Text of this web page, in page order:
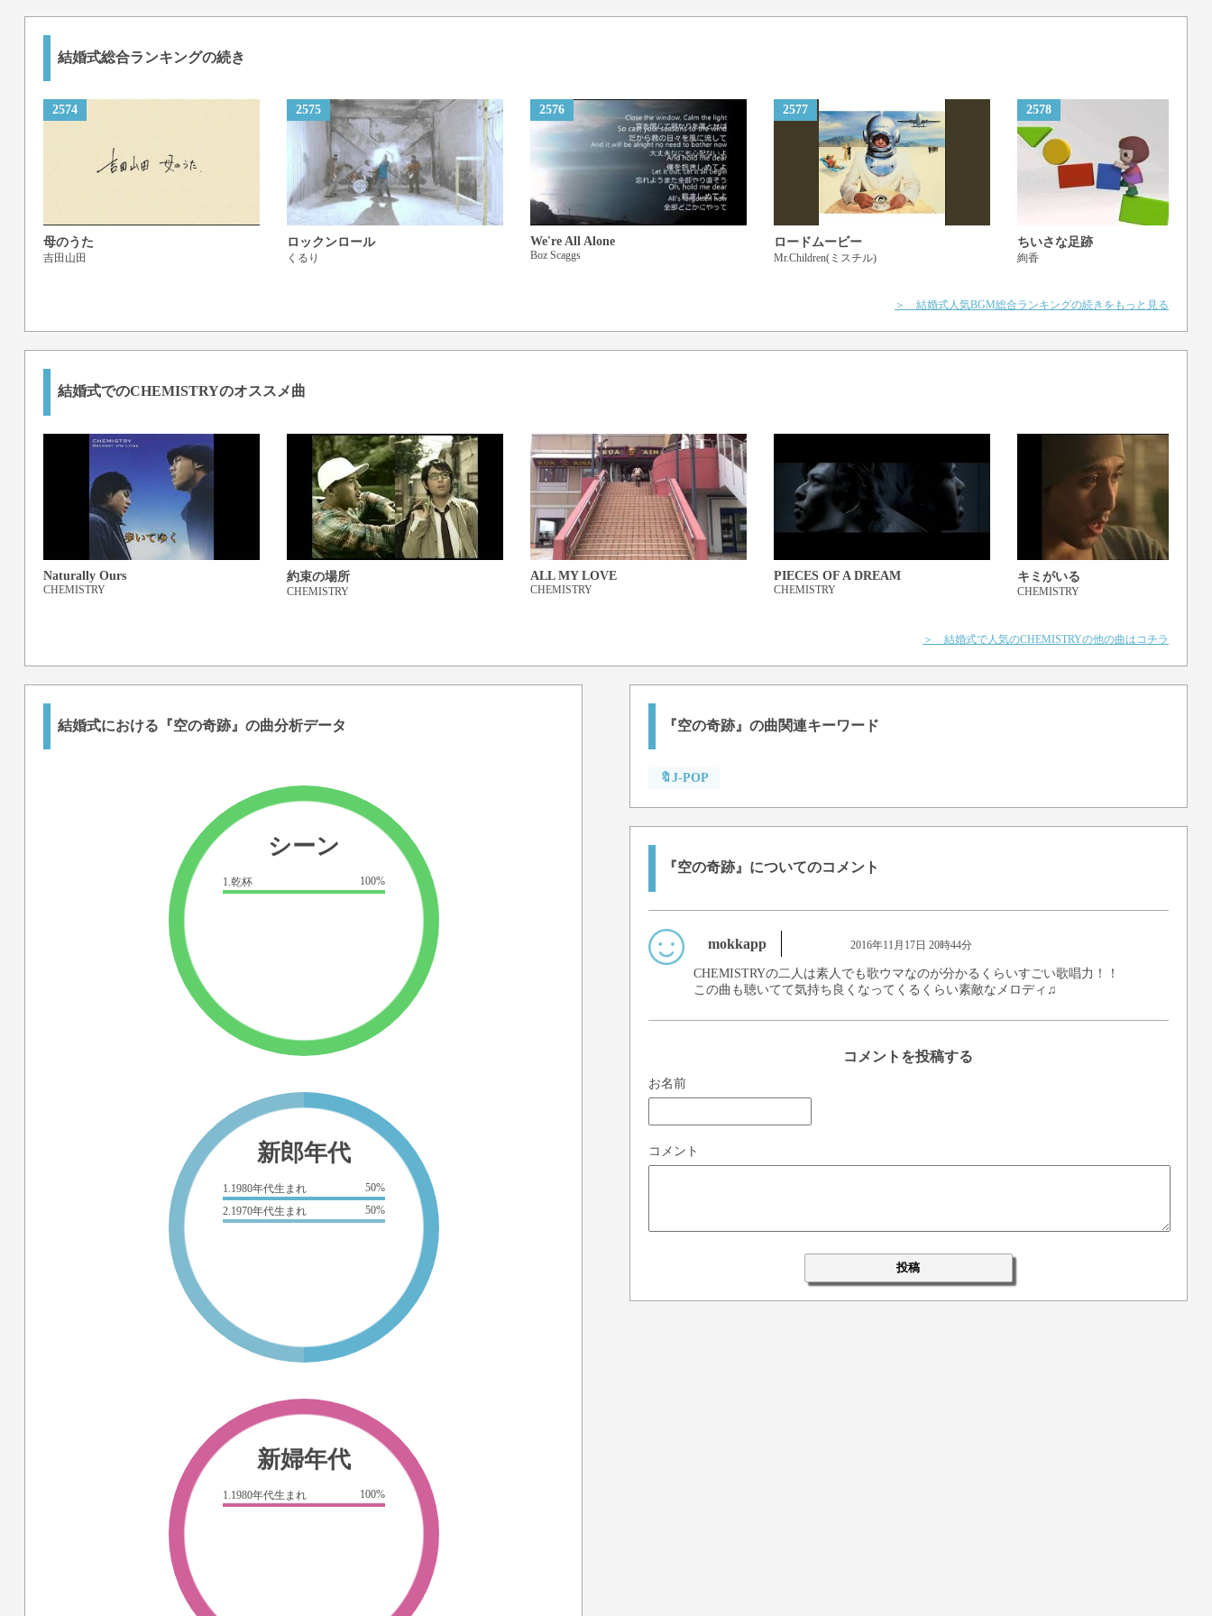
夢見る強さ この空に届け
結婚式総合ランキングの続き
2574
母のうた
吉田山田
2575
ロックンロール
くるり
2576
We're All Alone
Boz Scaggs
2577
ロードムービー
Mr.Children(ミスチル)
2578
ちいさな足跡
絢香
＞ 結婚式人気BGM総合ランキングの続きをもっと見る
結婚式でのCHEMISTRYのオススメ曲
Naturally Ours
CHEMISTRY
約束の場所
CHEMISTRY
ALL MY LOVE
CHEMISTRY
PIECES OF A DREAM
CHEMISTRY
キミがいる
CHEMISTRY
＞ 結婚式で人気のCHEMISTRYの他の曲はコチラ
結婚式における『空の奇跡』の曲分析データ
シーン
1.乾杯 100%
新郎年代
1.1980年代生まれ
50%
2.1970年代生まれ
50%
新婦年代
1.1980年代生まれ 100%
『空の奇跡』の曲関連キーワード
🔖J-POP
『空の奇跡』についてのコメント
mokkapp 2016年11月17日 20時44分
CHEMISTRYの二人は素人でも歌ウマなのが分かるくらいすごい歌唱力！！
この曲も聴いてて気持ち良くなってくるくらい素敵なメロディ♫
コメントを投稿する
お名前
コメント